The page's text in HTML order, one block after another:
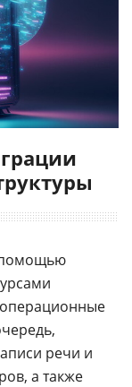
помощью
операционные
речи и
а также